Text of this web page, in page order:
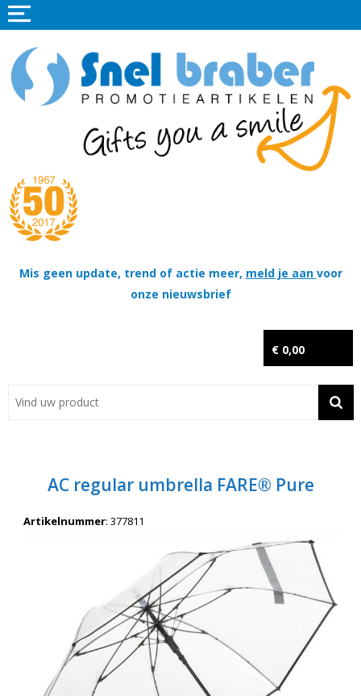
Mis geen update, trend of actie meer, meld je aan voor
onze nieuwsbrief
€ 0,00
Home
Promotieartikelen
Tassen
Thema's
Contact
Wil je snel een advies? Bel nu 053-7920045 of 06-55731304
AC regular umbrella FARE® Pure
Artikelnummer: 377811